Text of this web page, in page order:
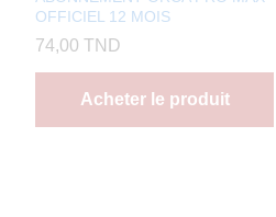
OFFICIEL 12 MOIS
74,00TND
Acheter le produit